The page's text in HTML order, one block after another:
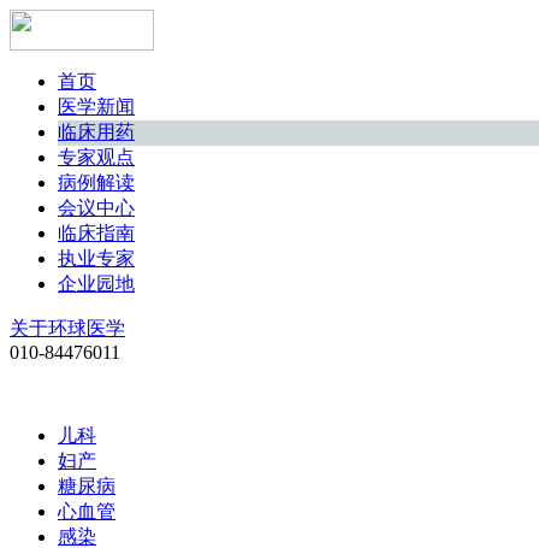
首页
医学新闻
临床用药
专家观点
病例解读
会议中心
临床指南
执业专家
企业园地
关于环球医学
010-84476011
儿科
妇产
糖尿病
心血管
感染